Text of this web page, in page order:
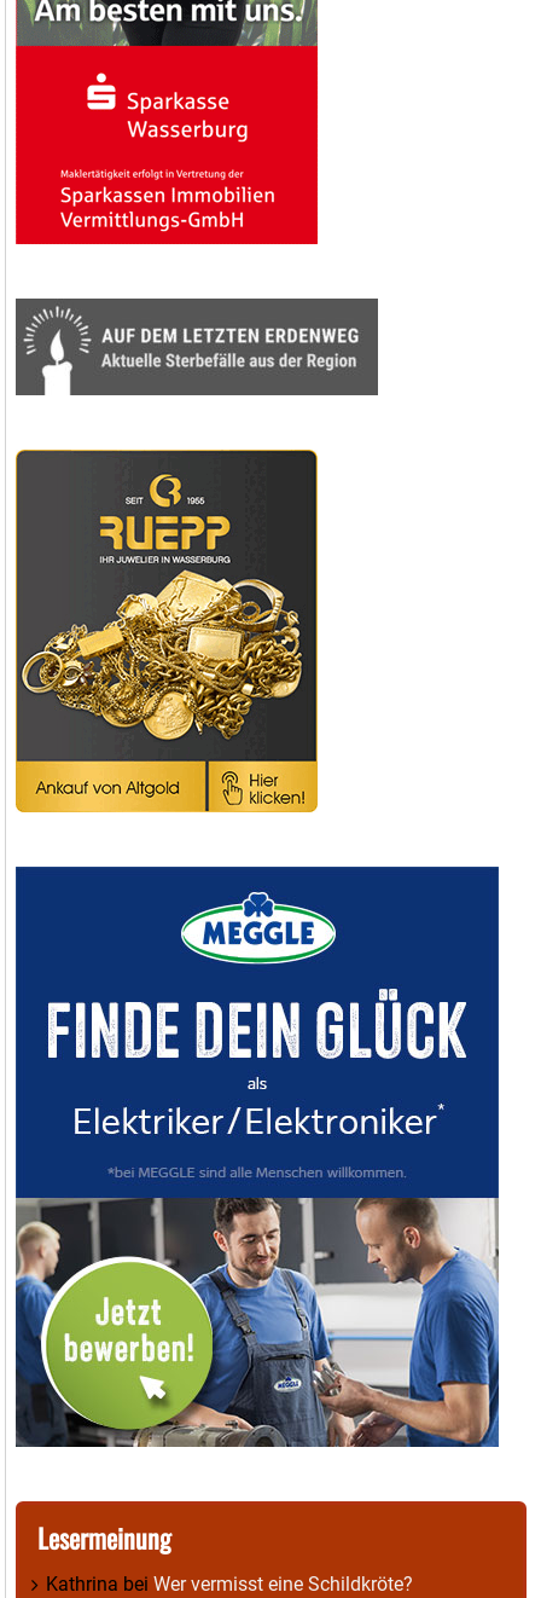
Lesermeinung
Kathrina bei Wer vermisst eine Schildkröte?